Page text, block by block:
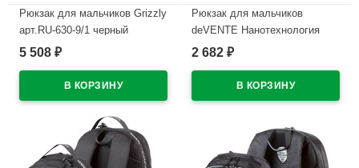
Рюкзак для мальчиков Grizzly
арт.RU-630-9/1 черный
32х45х23 см
5 508 ₽
Рюкзак для мальчиков
deVENTE Нанотехнология
(NANOTECH) Черный
2 682 ₽